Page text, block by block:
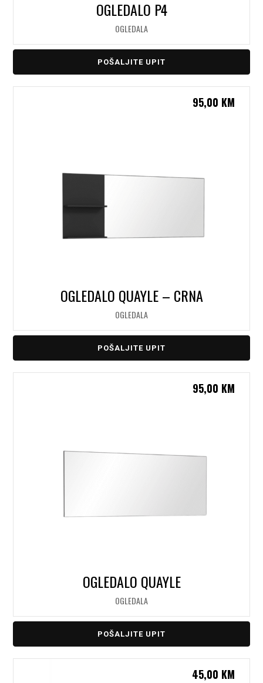
OGLEDALO P4
OGLEDALA
POŠALJITE UPIT
OGLEDALO QUAYLE – CRNA
OGLEDALA
95,00 KM
POŠALJITE UPIT
OGLEDALO QUAYLE
OGLEDALA
95,00 KM
POŠALJITE UPIT
45,00 KM